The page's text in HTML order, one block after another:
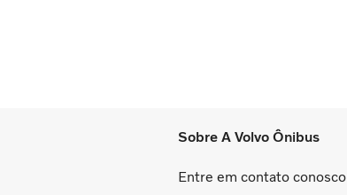
Sobre A Volvo Ônibus
Entre em contato conosco